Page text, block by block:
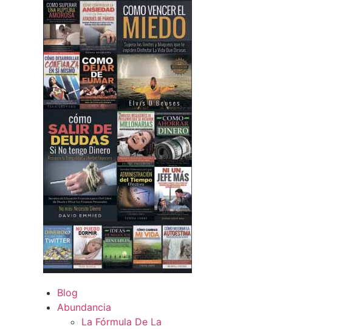
Blog
Abundancia
La Fórmula De La